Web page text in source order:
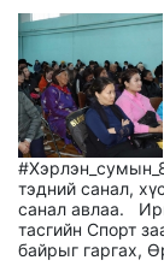
тэдний санал,
санал авлаа.
тасгийн Спорт
байрыг гаргах,